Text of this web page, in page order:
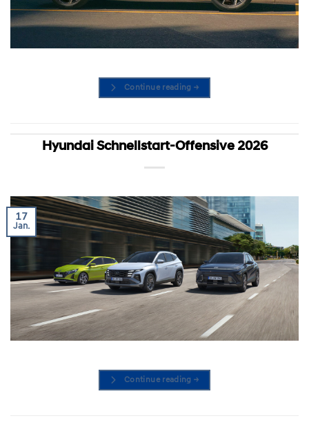
Continue reading→
Hyundai Schnellstart-Offensive 2026
17
Jan.
Continue reading→